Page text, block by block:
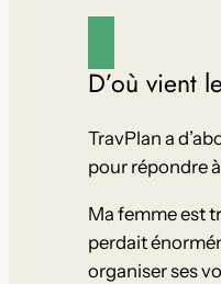
D’où vient
TravPlan a
pour répondre
Ma femme est
perdait
organiser ses